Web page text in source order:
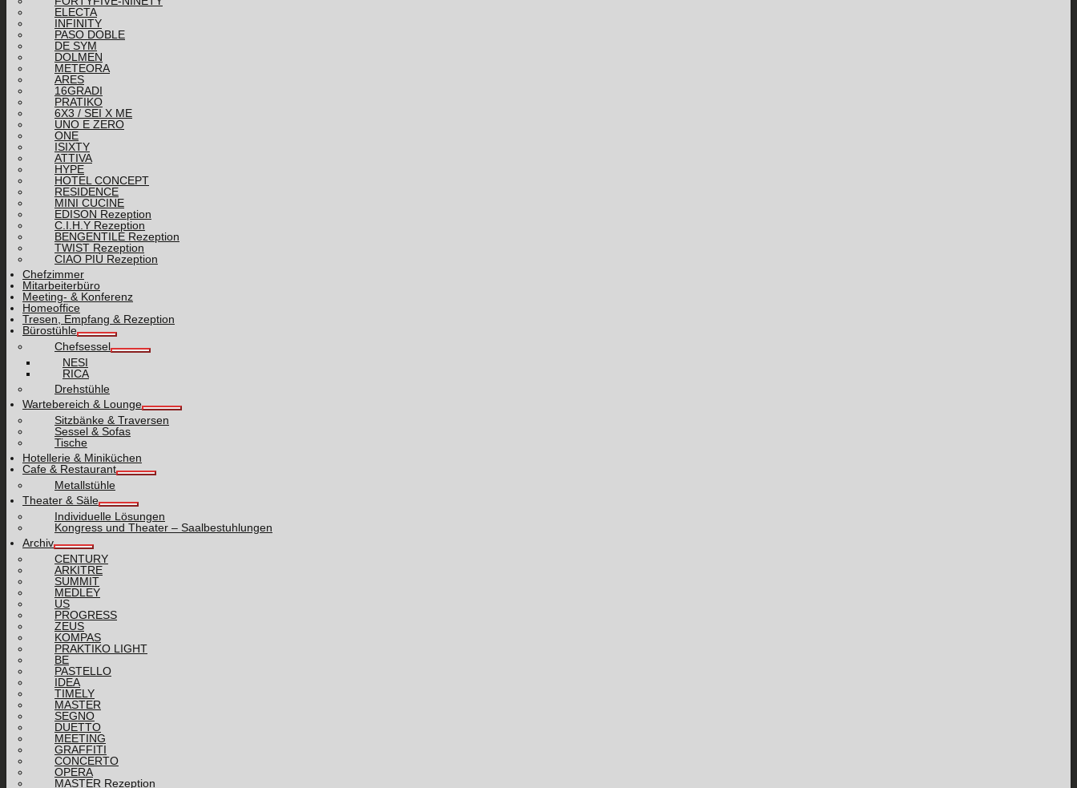
ELECTA
INFINITY
PASO DOBLE
DE SYM
DOLMEN
METEORA
ARES
16GRADI
PRATIKO
6X3 / SEI X ME
UNO E ZERO
ONE
ISIXTY
ATTIVA
HYPE
HOTEL CONCEPT
RESIDENCE
MINI CUCINE
EDISON Rezeption
C.I.H.Y Rezeption
BENGENTILE Rezeption
TWIST Rezeption
CIAO PIÙ Rezeption
Chefzimmer
Mitarbeiterbüro
Meeting- & Konferenz
Homeoffice
Tresen, Empfang & Rezeption
Bürostühle
Chefsessel
NESI
RICA
Drehstühle
Wartebereich & Lounge
Sitzbänke & Traversen
Sessel & Sofas
Tische
Hotellerie & Miniküchen
Cafe & Restaurant
Metallstühle
Theater & Säle
Individuelle Lösungen
Kongress und Theater – Saalbestuhlungen
Archiv
CENTURY
ARKITRE
SUMMIT
MEDLEY
US
PROGRESS
ZEUS
KOMPAS
PRAKTIKO LIGHT
BE
PASTELLO
IDEA
TIMELY
MASTER
SEGNO
DUETTO
MEETING
GRAFFITI
CONCERTO
OPERA
MASTER Rezeption